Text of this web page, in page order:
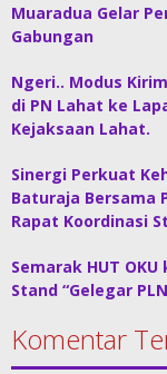
Muaradua Gelar
Gabungan
Ngeri.. Modus
di PN Lahat ke
Kejaksaan Lahat.
Sinergi Perkuat
Baturaja Bersama
Rapat Koordinasi
Semarak HUT
Stand “Gelegar
Komentar